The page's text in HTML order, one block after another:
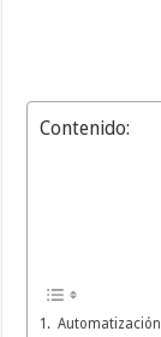
Contenido: